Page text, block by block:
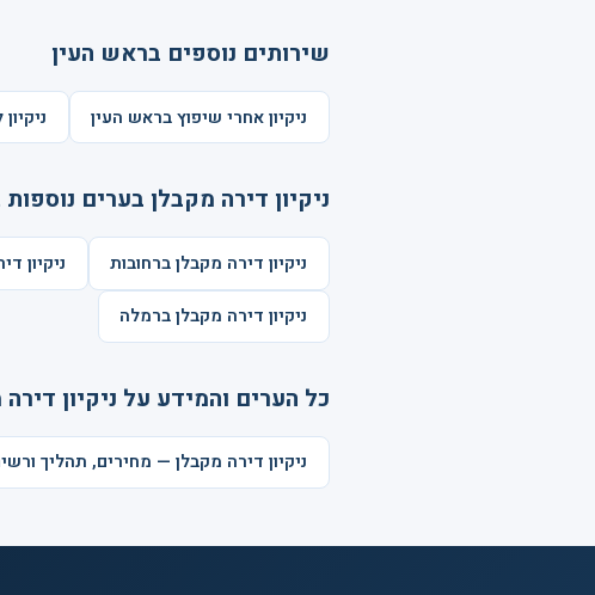
שירותים נוספים בראש העין
ניקיון אחרי שיפוץ בראש העין
ניקיון דירה מקבלן בערים נוספות
ניקיון דירה מקבלן ברחובות ניקיון
ניקיון דירה מקבלן ברמלה
כל הערים והמידע על ניקיון
ניקיון דירה מקבלן — מחירים, תהליך